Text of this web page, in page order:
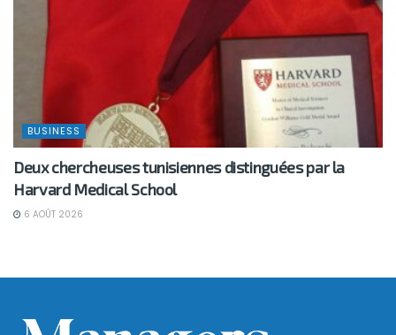
BUSINESS
Deux chercheuses tunisiennes distinguées par la
Harvard Medical School
6 AOÛT 2026